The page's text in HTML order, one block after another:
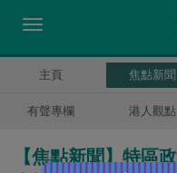
主頁 焦點新聞
有聲專欄 港人觀點
【焦點新聞】特區